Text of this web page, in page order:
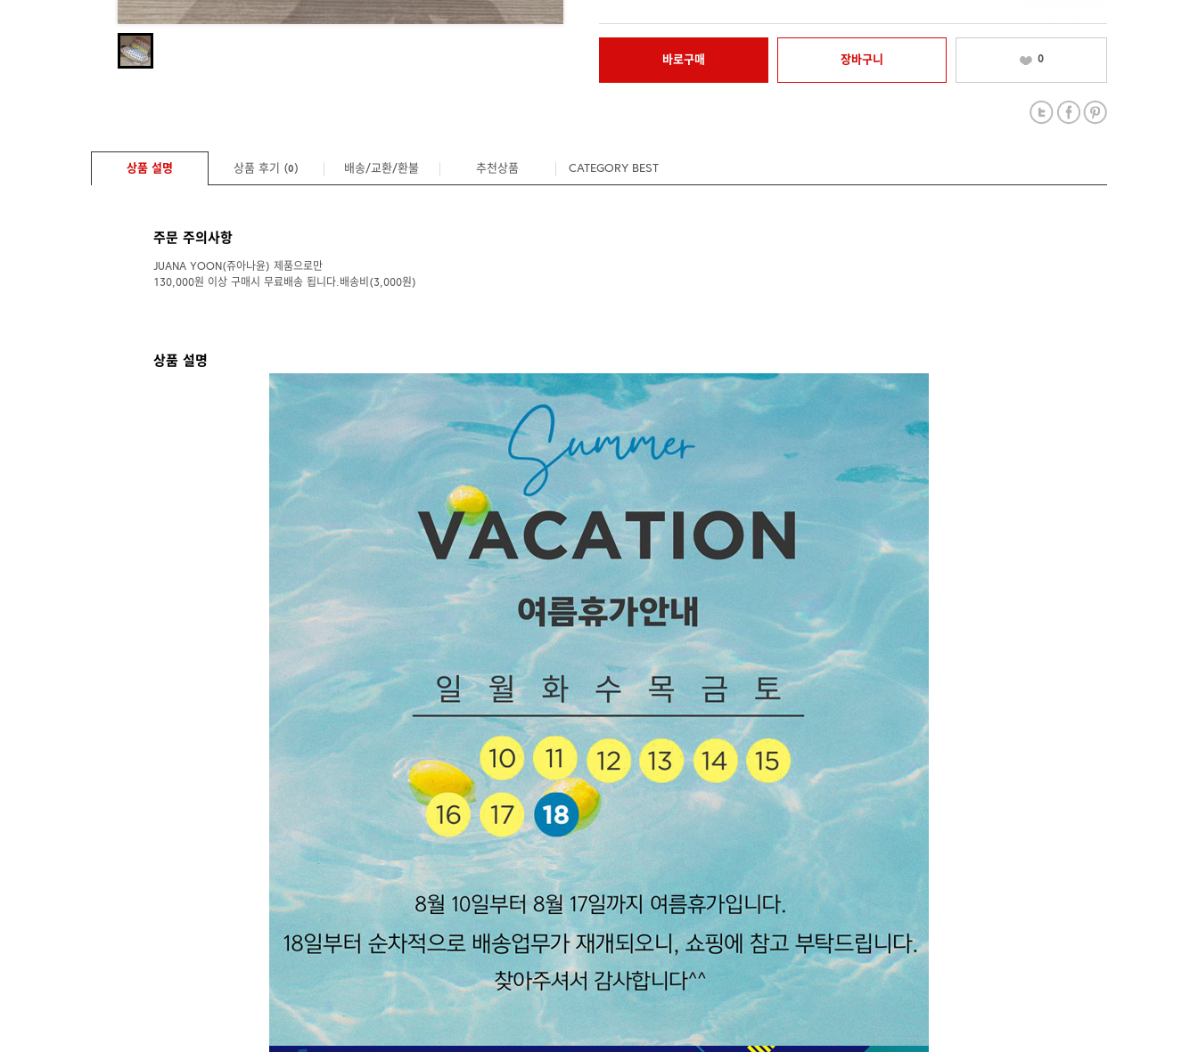
바로구매 장바구니 0
상품 설명 상품 후기 (0) 배송/교환/환불 추천상품 CATEGORY BEST
주문 주의사항
JUANA YOON(쥬아나윤) 제품으로만
130,000원 이상 구매시 무료배송 됩니다.배송비(3,000원)
상품 설명